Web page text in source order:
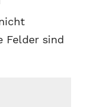
Felder sind